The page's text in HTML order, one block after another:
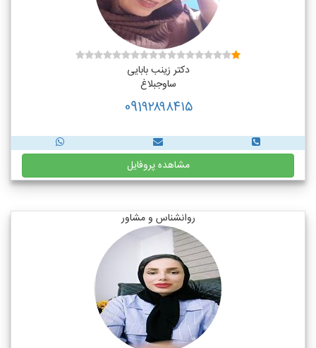
دکتر زینب بابایی
ساوجبلاغ
091۹۲۸۹۸۴۱۵
مشاهده پروفایل
روانشناس و مشاور